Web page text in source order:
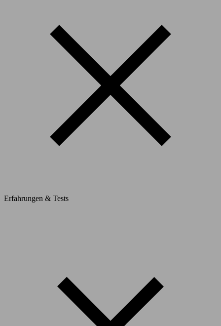
Erfahrungen & Tests